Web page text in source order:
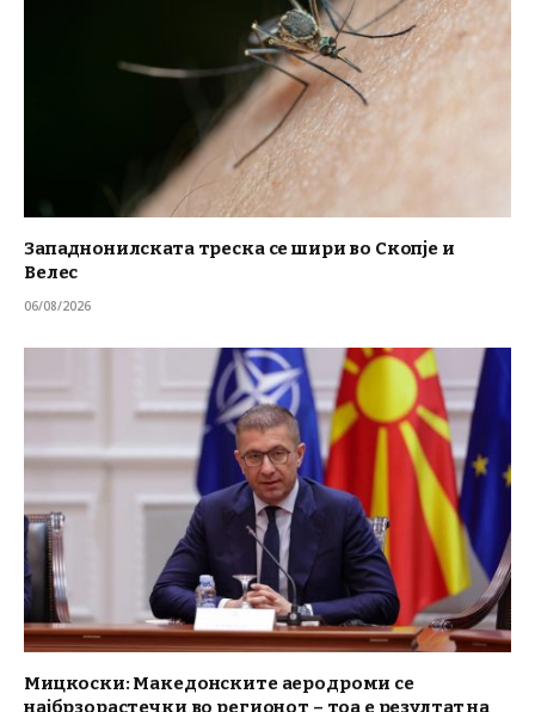
Западнонилската треска се шири во Скопје и
Велес
06/08/2026
Мицкоски: Македонските аеродроми се
најбрзорастечки во регионот – тоа е резултат на